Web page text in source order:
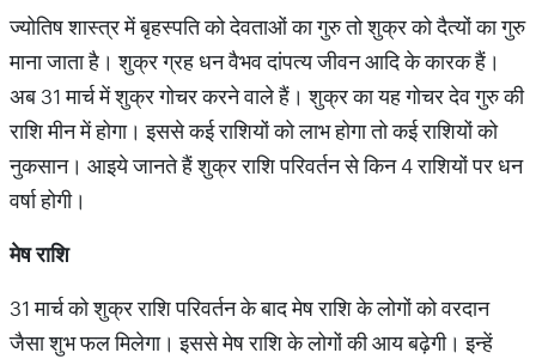
ज्योतिष शास्त्र में बृहस्पति को देवताओं का गुरु तो शुक्र को दैत्यों का गुरु
माना जाता है। शुक्र ग्रह धन वैभव दांपत्य जीवन आदि के कारक हैं।
अब 31 मार्च में शुक्र गोचर करने वाले हैं। शुक्र का यह गोचर देव गुरु की
राशि मीन में होगा। इससे कई राशियों को लाभ होगा तो कई राशियों को
नुकसान। आइये जानते हैं शुक्र राशि परिवर्तन से किन 4 राशियों पर धन
वर्षा होगी।
मेषराशि
31 मार्च को शुक्र राशि परिवर्तन के बाद मेष राशि के लोगों को वरदान
जैसा शुभ फल मिलेगा। इससे मेष राशि के लोगों की आय बढ़ेगी। इन्हें